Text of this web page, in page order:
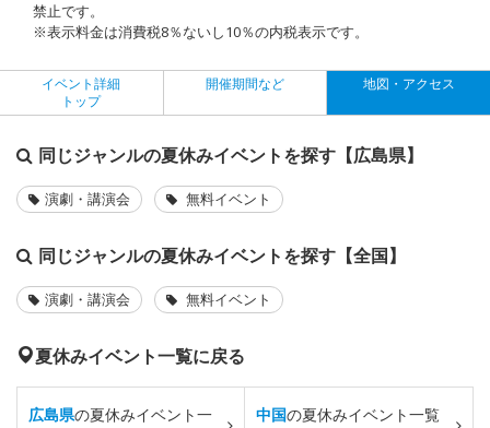
禁止です。
※表示料金は消費税8％ないし10％の内税表示です。
イベント詳細
トップ
開催期間など 地図・アクセス
同じジャンルの夏休みイベントを探す【広島県】
演劇・講演会 無料イベント
同じジャンルの夏休みイベントを探す【全国】
演劇・講演会 無料イベント
夏休みイベント一覧に戻る
広島県の夏休みイベント一
中国の夏休みイベント一覧